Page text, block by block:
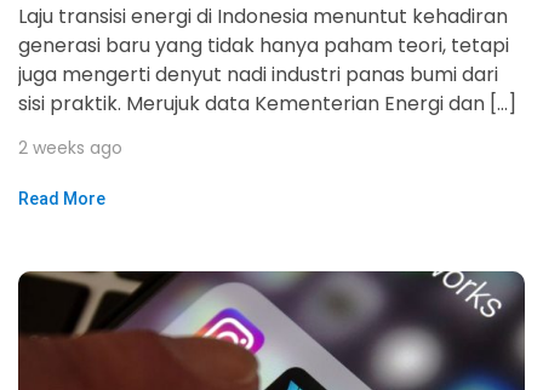
Laju transisi energi di Indonesia menuntut kehadiran
generasi baru yang tidak hanya paham teori, tetapi
juga mengerti denyut nadi industri panas bumi dari
sisi praktik. Merujuk data Kementerian Energi dan […]
2 weeks ago
Read More